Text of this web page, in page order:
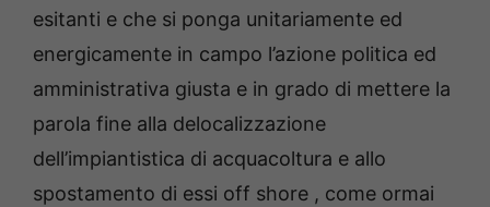
esitanti e che si ponga unitariamente ed
energicamente in campo l’azione politica ed
amministrativa giusta e in grado di mettere la
parola fine alla delocalizzazione
dell’impiantistica di acquacoltura e allo
spostamento di essi off shore , come ormai